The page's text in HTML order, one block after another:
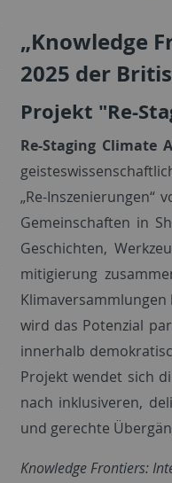
„Knowledge
2025 der
Projekt "Re-
Re-Staging Climate
„Re-
Gemeinschaften in
Geschichten,
mitigierung
wird das Potenzial
innerhalb
Projekt wendet sich
nach inklusiveren,
und gerechte
Knowledge Frontiers: